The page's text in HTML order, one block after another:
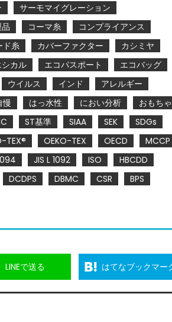
サーモマイグレーション
コーマ糸
コンプライアンス
ド糸 カバーファクター
カシミヤ
シカル エコパスポート
エコバッグ
ウイルス インド
アレルギー
慢 はっ水性 におい分析
おもちゃ
ST基準 SIAA SEK
SDGs
TEX® OEKO-TEX OECD
MCCP
JIS L 1092 ISO
HBCDD
DCDPS DBMC CSR
BPS
LINEで送る はてなブックマー